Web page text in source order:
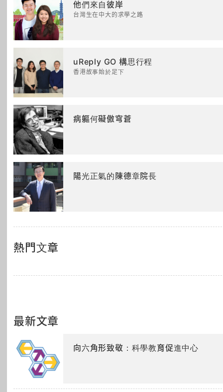
他們來自彼岸
台灣生在中大的求學之路
uReply GO 構思行程
香港故事始於足下
病軀何礙傲穹蒼
陽光正氣的陳德章院長
熱門文章
最新文章
向六角形致敬：科學教育促進中心